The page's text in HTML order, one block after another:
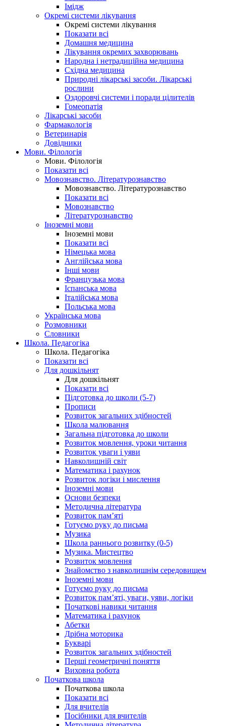
Імідж
Окремі системи лікування
Окремі системи лікування
Показати всі
Домашня медицина
Лікування окремих захворювань
Народна і нетрадиційна медицина
Східна медицина
Природні лікарські засоби. Лікарські
рослини
Оздоровчі системи і поради цілителів
Гомеопатія
Лікарські засоби
Фармакологія
Ветеринарія
Довідники
Мови. Філологія
Мови. Філологія
Показати всі
Мовознавство. Літературознавство
Мовознавство. Літературознавство
Показати всі
Мовознавство
Літературознавство
Іноземні мови
Іноземні мови
Показати всі
Німецька мова
Англійська мова
Інші мови
Французька мова
Іспанська мова
Італійська мова
Польська мова
Українська мова
Розмовники
Словники
Школа. Педагогіка
Школа. Педагогіка
Показати всі
Для дошкільнят
Для дошкільнят
Показати всі
Підготовка до школи (5-7)
Прописи
Розвиток загальних здібностей
Школа малювання
Загальна підготовка до школи
Розвиток мовлення, уроки читання
Розвиток уваги і уяви
Навколишній світ
Математика і рахунок
Розвиток логіки і мислення
Іноземні мови
Основи безпеки
Методична література
Розвиток пам’яті
Готуємо руку до письма
Музика
Школа раннього розвитку (0-5)
Музика. Мистецтво
Розвиток мовлення
Знайомство з навколишнім середовищем
Іноземні мови
Готуємо руку до письма
Розвиток пам’яті, уваги, уяви, логіки
Початкові навики читання
Математика і рахунок
Абетки
Дрібна моторика
Букварі
Розвиток загальних здібностей
Перші геометричні поняття
Виховна робота
Початкова школа
Початкова школа
Показати всі
Для вчителів
Посібники для вчителів